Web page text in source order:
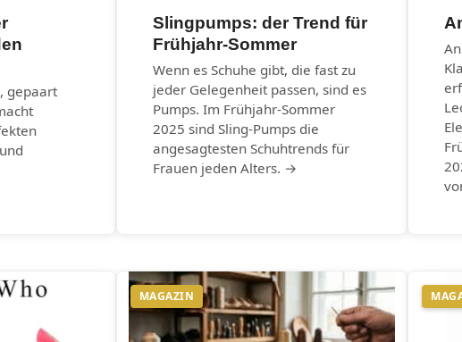
gepaart
Slingpumps: der Trend für
Frühjahr-Sommer
Wenn es Schuhe gibt, die fast zu
jeder Gelegenheit passen, sind es
Pumps. Im Frühjahr-Sommer
2025 sind Sling-Pumps die
angesagtesten Schuhtrends für
Frauen jeden Alters. →
MAGAZIN